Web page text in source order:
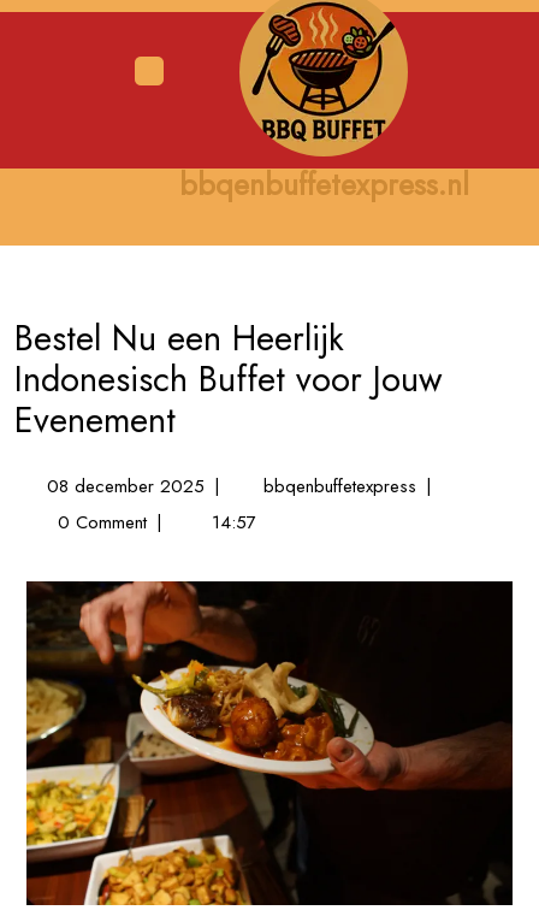
Skip
bbqenbuffetexpress.nl
Bestel Nu een Heerlijk
Indonesisch Buffet voor Jouw
Evenement
08 december 202508
december
| bbqenbuffetexpressBestel
|
0 Comment | 14:57